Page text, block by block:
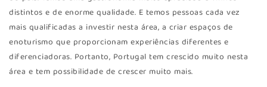
distintos e de enorme qualidade. E temos pessoas cada vez
mais qualificadas a investir nesta área, a criar espaços de
enoturismo que proporcionam experiências diferentes e
diferenciadoras. Portanto, Portugal tem crescido muito nesta
área e tem possibilidade de crescer muito mais.